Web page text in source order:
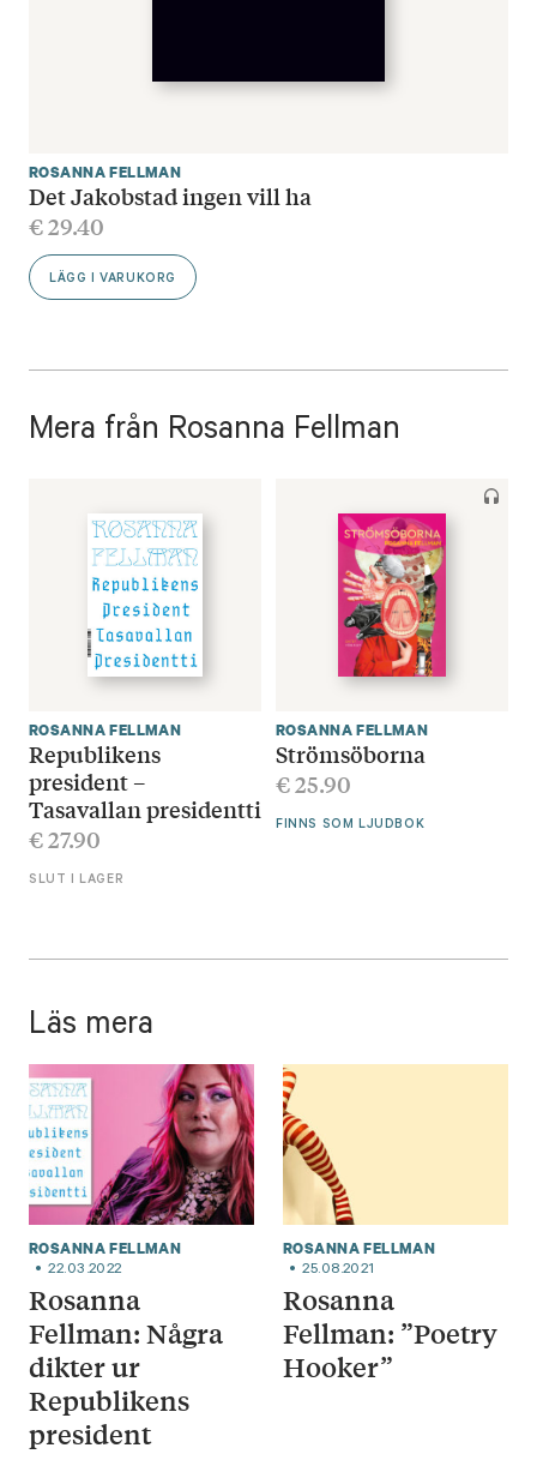
ROSANNA FELLMAN
Det Jakobstad ingen vill ha
€29.40
LÄGG I VARUKORG
Mera från Rosanna Fellman
ROSANNA FELLMAN
Republikens
president –
Tasavallan presidentti
€27.90
SLUT I LAGER
ROSANNA FELLMAN
Strömsöborna
€25.90
FINNS SOM LJUDBOK
Läs mera
ROSANNA FELLMAN
22.03.2022
Rosanna
Fellman: Några
dikter ur
Republikens
president
ROSANNA FELLMAN
25.08.2021
Rosanna
Fellman: ”Poetry
Hooker”